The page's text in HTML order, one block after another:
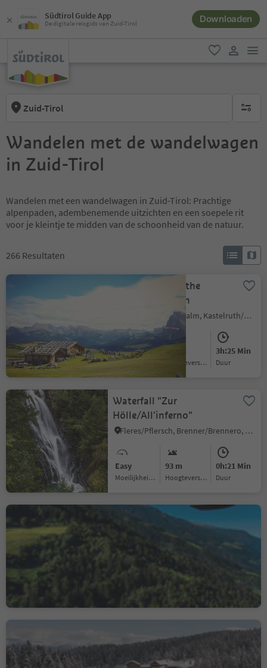
Südtirol Guide App
De digitale reisgids van Zuid-Tirol Downloaden
favoriet
Zuid-Tirol geen
Wandelen met de wandelwagen
in Zuid-Tirol
Wandelen met een wandelwagen in Zuid-Tirol: Prachtige
alpenpaden, adembenemende uitzichten en een soepele rit
voor je kleintje te midden van de schoonheid van de natuur.
266 Resultaten
Compatsch - to the
Refuge Molignon
Alpe di Siusi/Seiseralm, Kastelruth/Castelrotto, Dolomites Region Seiser Alm
Medium
Hoogteverschil
3h:25 Min
Duur
Waterfall "Zur
Hölle/All'inferno"
Fleres/Pflersch, Brenner/Brennero, Sterzing/Vipiteno and environs
Easy
Moeilijkheidsgraad
93 m
Hoogteverschil
0h:21 Min
Duur
Nörderberg High Forest
84 m
Hoogteverschil
1h:19 Min
Duur
Rodenecker-Lüsner Alm